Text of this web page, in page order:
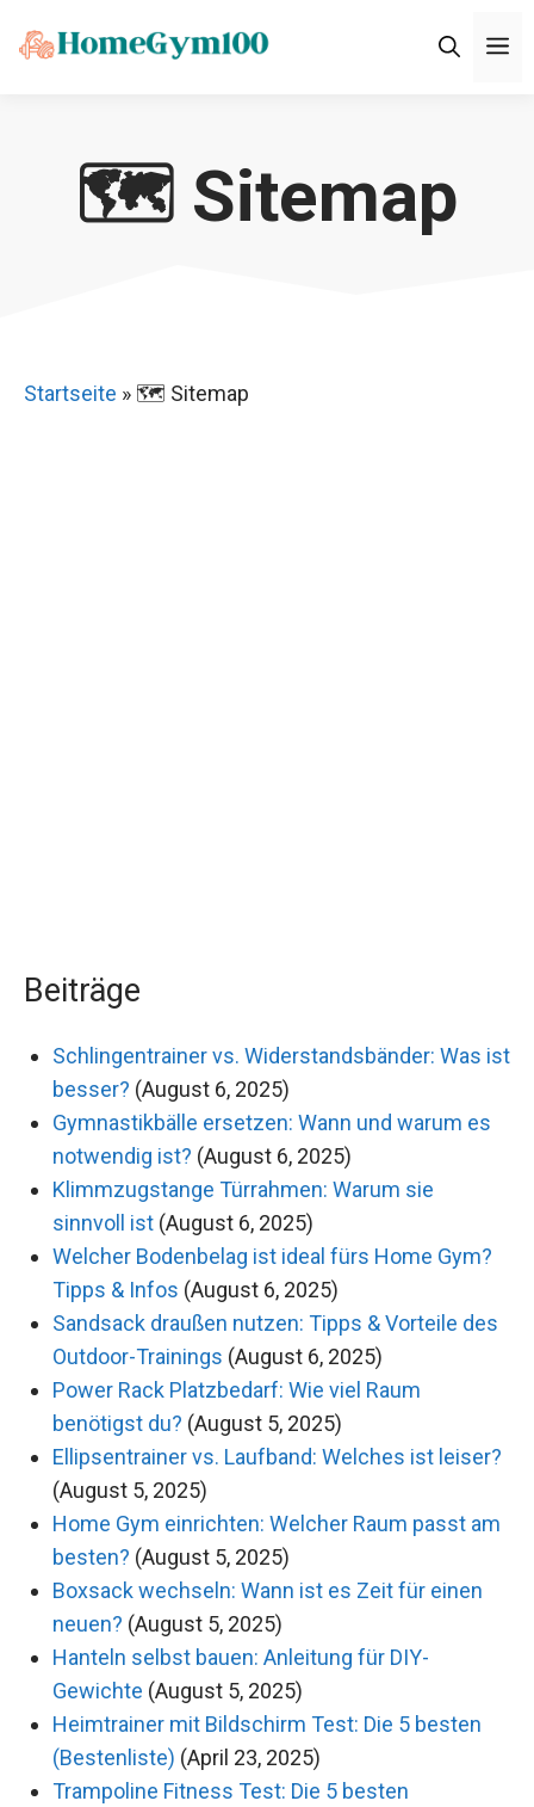
Inhalt
🗺️ Sitemap
Startseite » 🗺️ Sitemap
Beiträge
Schlingentrainer vs. Widerstandsbänder: Was ist
besser? (August 6, 2025)
Gymnastikbälle ersetzen: Wann und warum es
notwendig ist? (August 6, 2025)
Klimmzugstange Türrahmen: Warum sie
sinnvoll ist (August 6, 2025)
Welcher Bodenbelag ist ideal fürs Home Gym?
Tipps & Infos (August 6, 2025)
Sandsack draußen nutzen: Tipps & Vorteile des
Outdoor-Trainings (August 6, 2025)
Power Rack Platzbedarf: Wie viel Raum
benötigst du? (August 5, 2025)
Ellipsentrainer vs. Laufband: Welches ist leiser?
(August 5, 2025)
Home Gym einrichten: Welcher Raum passt am
besten? (August 5, 2025)
Boxsack wechseln: Wann ist es Zeit für einen
neuen? (August 5, 2025)
Hanteln selbst bauen: Anleitung für DIY-
Gewichte (August 5, 2025)
Heimtrainer mit Bildschirm Test: Die 5 besten
(Bestenliste) (April 23, 2025)
Trampoline Fitness Test: Die 5 besten